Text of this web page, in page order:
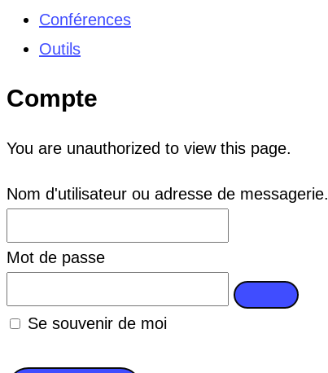
Conférences
Outils
Compte
You are unauthorized to view this page.
Nom d'utilisateur ou adresse de messagerie.
Mot de passe
Se souvenir de moi